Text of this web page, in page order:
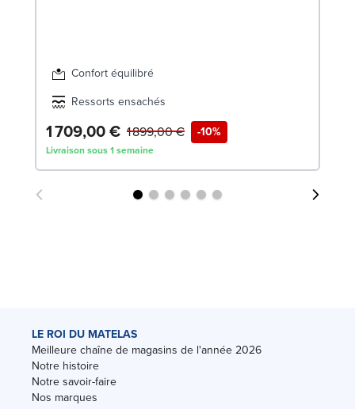
Confort équilibré
Ressorts ensachés
1 709,00 € -10%
1 899,00 €
Livraison sous 1 semaine
LE ROI DU MATELAS
Meilleure chaîne de magasins de l'année 2026
Notre histoire
Notre savoir-faire
Nos marques